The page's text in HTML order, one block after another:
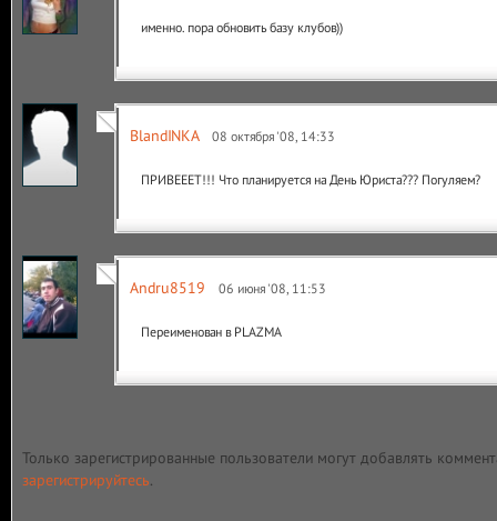
именно. пора обновить базу клубов))
BlandINKA 08 октября '08, 14:33
ПРИВЕЕЕТ!!! Что планируется на День Юриста??? Погуляем?
Andru8519 06 июня '08, 11:53
Переименован в PLAZMA
Только зарегистрированные пользователи могут добавлять
зарегистрируйтесь.